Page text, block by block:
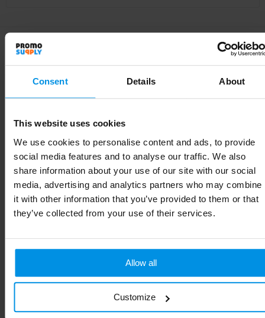
Consent Details About
This website uses cookies
We use cookies to personalise content and ads, to provide
social media features and to analyse our traffic. We also
share information about your use of our site with our social
media, advertising and analytics partners who may combine
it with other information that you’ve provided to them or that
they’ve collected from your use of their services.
Allow all
Customize
Specificaties
Specificaties
Artikelnummer 10074001
Seasons
Gewicht 162 g
EAN-code 8713159595946